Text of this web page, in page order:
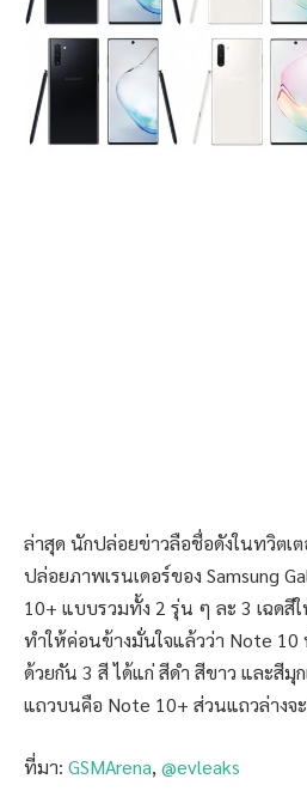
ล่าสุด นักปล่อยข่าวลือชื่อดังในทวิตเต
ปล่อยภาพเรนเดอร์ของ Samsung
10+ แบบรวมทั้ง 2 รุ่น ๆ ละ 3 เฉด
ทำให้ค่อนข้างมั่นใจแล้วว่า Note
ด้วยกัน 3 สี ได้แก่ สีดำ สีขาว และสีมุ
แถวบนคือ Note 10+ ส่วนแถวล่างจ
ที่มา: GSMArena, @evleaks